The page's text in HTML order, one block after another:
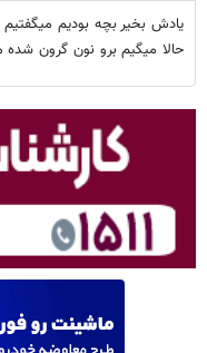
یادش بخیر بچه بودیم
حالا میگیم برو نون گرون شده